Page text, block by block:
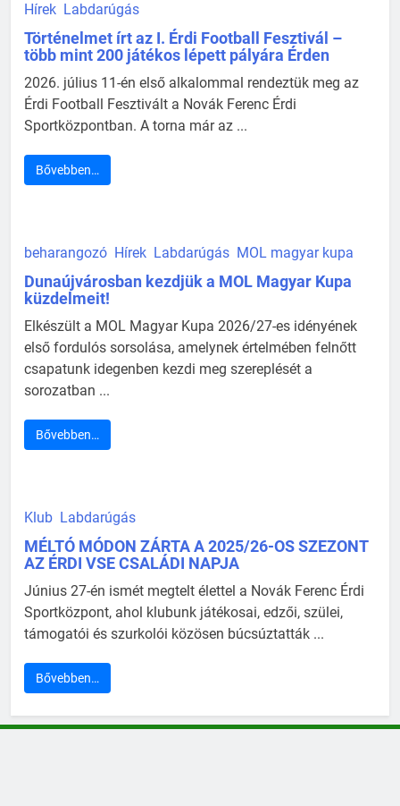
Hírek Labdarúgás
Történelmet írt az I. Érdi Football Fesztivál –
több mint 200 játékos lépett pályára Érden
2026. július 11-én első alkalommal rendeztük meg az
Érdi Football Fesztivált a Novák Ferenc Érdi
Sportközpontban. A torna már az ...
Bővebben…
beharangozó Hírek Labdarúgás MOL magyar kupa
Dunaújvárosban kezdjük a MOL Magyar Kupa
küzdelmeit!
Elkészült a MOL Magyar Kupa 2026/27-es idényének
első fordulós sorsolása, amelynek értelmében felnőtt
csapatunk idegenben kezdi meg szereplését a
sorozatban ...
Bővebben…
Klub Labdarúgás
MÉLTÓ MÓDON ZÁRTA A 2025/26-OS SZEZONT
AZ ÉRDI VSE CSALÁDI NAPJA
Június 27-én ismét megtelt élettel a Novák Ferenc Érdi
Sportközpont, ahol klubunk játékosai, edzői, szülei,
támogatói és szurkolói közösen búcsúztatták ...
Bővebben…